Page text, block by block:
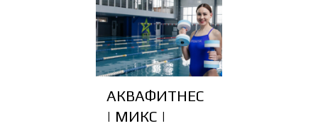
АКВАФИТНЕС
| МИКС |